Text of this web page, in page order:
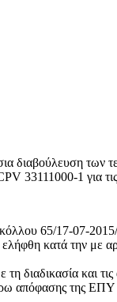
διαβούλευση των
33111000-1 για
65/17-07-
ελήφθη κατά την
και τις
της ΕΠΥ